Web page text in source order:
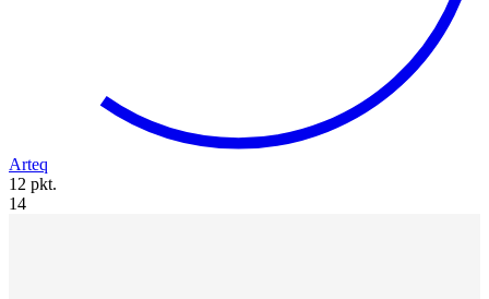
Arteq
12 pkt.
14